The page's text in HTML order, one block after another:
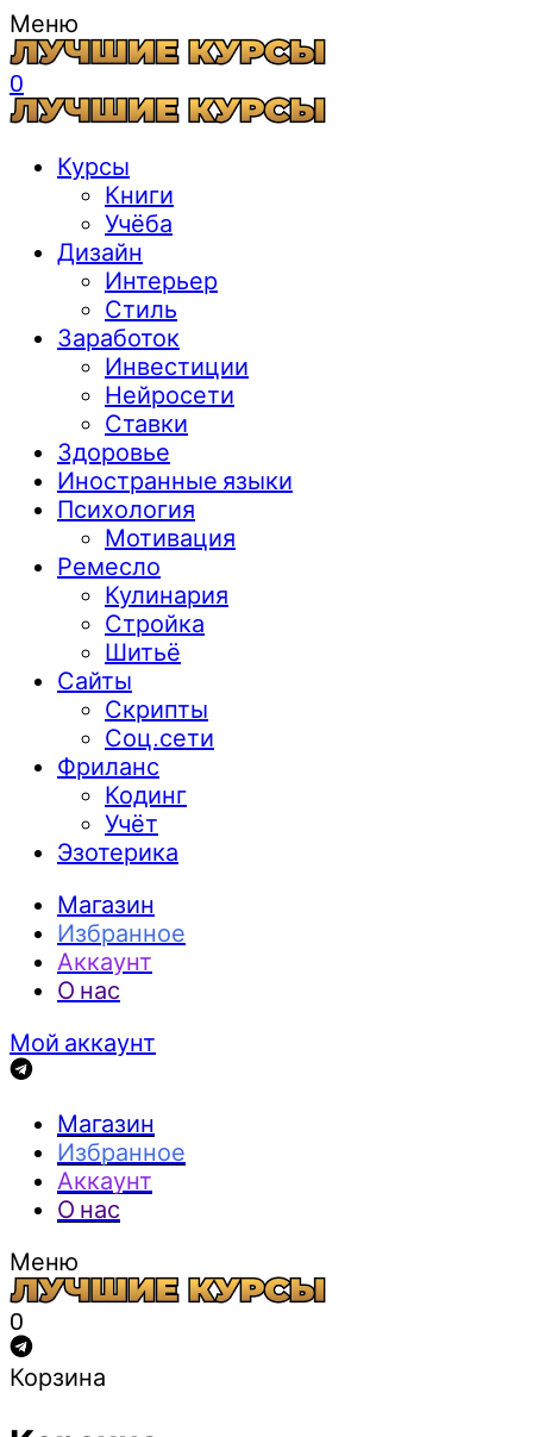
Меню
0
Курсы
Книги
Учёба
Дизайн
Интерьер
Стиль
Заработок
Инвестиции
Нейросети
Ставки
Здоровье
Иностранные языки
Психология
Мотивация
Ремесло
Кулинария
Стройка
Шитьё
Сайты
Скрипты
Соц.сети
Фриланс
Кодинг
Учёт
Эзотерика
Магазин
Избранное
Аккаунт
О нас
Мой аккаунт
Магазин
Избранное
Аккаунт
О нас
Меню
0
Корзина